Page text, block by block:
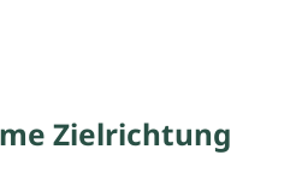
Zielrichtung